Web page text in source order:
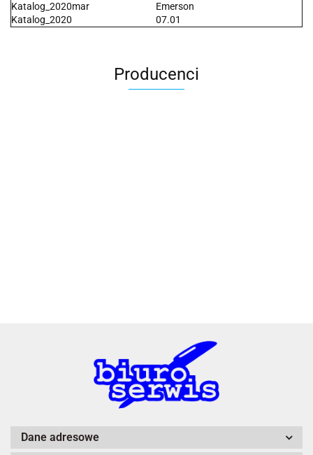
Katalog_2020mar
Emerson
Katalog_2020
07.01
Producenci
A4 Tech
Dane adresowe